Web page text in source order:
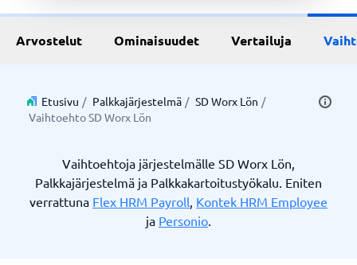
Arvostelut Ominaisuudet Vertailuja
Etusivu / Palkkajärjestelmä / SD Worx Lön /
Vaihtoehto SD Worx Lön
Vaihtoehtoja järjestelmälle SD Worx Lön,
Palkkajärjestelmä ja Palkkakartoitustyökalu. Eniten
verrattuna Flex HRM Payroll, Kontek HRM Employee
ja Personio.